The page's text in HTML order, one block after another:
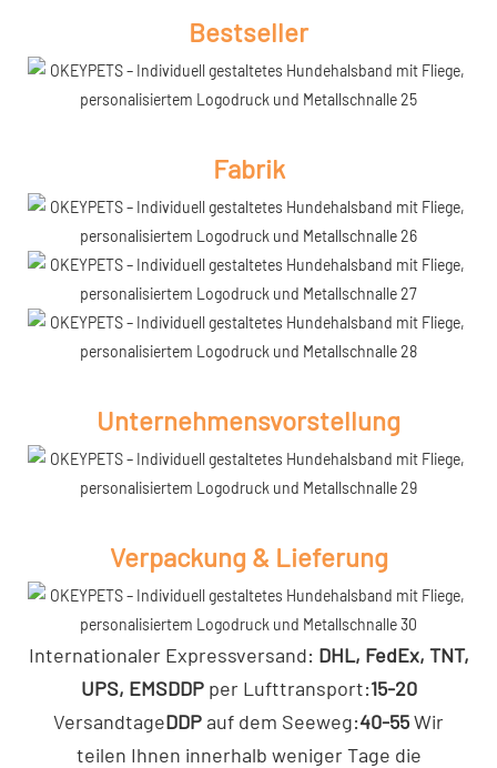
Bestseller
Fabrik
Unternehmensvorstellung
Verpackung & Lieferung
Internationaler Expressversand: DHL, FedEx, TNT,
UPS, EMSDDPper Lufttransport:15-20
VersandtageDDP auf dem Seeweg:40-55Wir
teilen Ihnen innerhalb weniger Tage die